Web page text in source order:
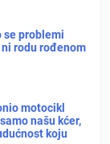
se problemi
rodu rođenom
motocikl
našu kćer,
koju